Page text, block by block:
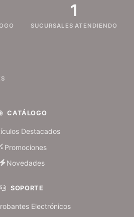
1
SUCURSALES ATENDIENDO
CATÁLOGO
Destacados
Promociones
Novedades
SOPORTE
Electrónicos